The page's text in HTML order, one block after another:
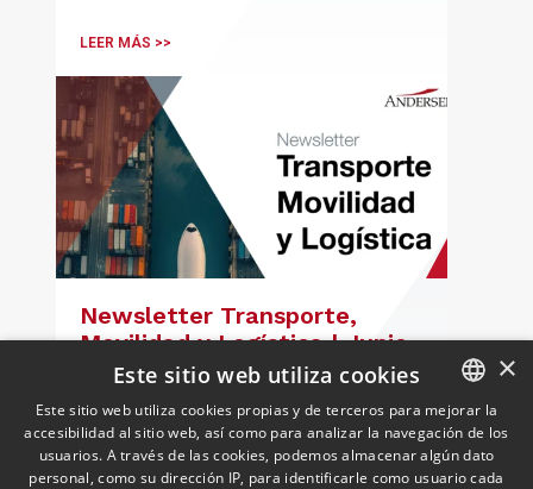
LEER MÁS >>
Newsletter Transporte,
Movilidad y Logística | Junio
2026
El Grupo de Transporte, Movilidad y
Logística analiza las últimas novedades
del sector
SPANISH
ENGLISH
×
Este sitio web utiliza cookies
Este sitio web utiliza cookies propias y de terceros para mejorar la
accesibilidad al sitio web, así como para analizar la navegación de los
usuarios. A través de las cookies, podemos almacenar algún dato
personal, como su dirección IP, para identificarle como usuario cada